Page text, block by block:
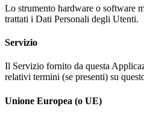
Lo strumento hardware o software
trattati i Dati Personali degli Utenti.
Servizio
Il Servizio fornito da questa
relativi termini (se presenti) su
Unione Europea (o UE)